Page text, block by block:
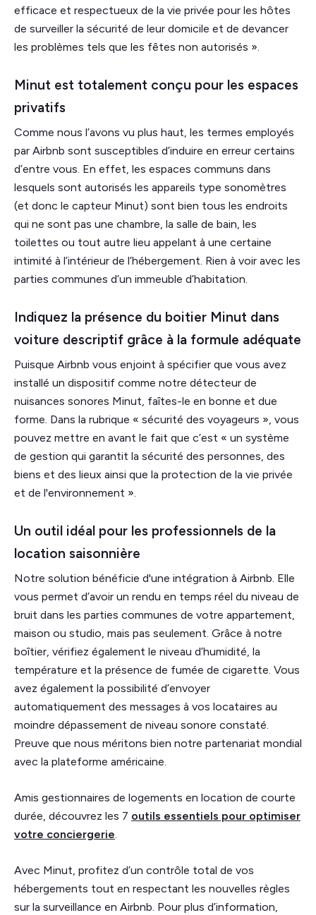
efficace et respectueux de la vie privée pour les hôtes
de surveiller la sécurité de leur domicile et de devancer
les problèmes tels que les fêtes non autorisés ».
Minut est totalement conçu pour les espaces
privatifs
Comme nous l’avons vu plus haut, les termes employés
par Airbnb sont susceptibles d’induire en erreur certains
d’entre vous. En effet, les espaces communs dans
lesquels sont autorisés les appareils type sonomètres
(et donc le capteur Minut) sont bien tous les endroits
qui ne sont pas une chambre, la salle de bain, les
toilettes ou tout autre lieu appelant à une certaine
intimité à l’intérieur de l’hébergement. Rien à voir avec les
parties communes d’un immeuble d’habitation.
Indiquez la présence du boitier Minut dans
voiture descriptif grâce à la formule adéquate
Puisque Airbnb vous enjoint à spécifier que vous avez
installé un dispositif comme notre détecteur de
nuisances sonores Minut, faîtes-le en bonne et due
forme. Dans la rubrique « sécurité des voyageurs », vous
pouvez mettre en avant le fait que c’est « un système
de gestion qui garantit la sécurité des personnes, des
biens et des lieux ainsi que la protection de la vie privée
et de l'environnement ».
Un outil idéal pour les professionnels de la
location saisonnière
Notre solution bénéficie d'une intégration à Airbnb. Elle
vous permet d’avoir un rendu en temps réel du niveau de
bruit dans les parties communes de votre appartement,
maison ou studio, mais pas seulement. Grâce à notre
boîtier, vérifiez également le niveau d’humidité, la
température et la présence de fumée de cigarette. Vous
avez également la possibilité d’envoyer
automatiquement des messages à vos locataires au
moindre dépassement de niveau sonore constaté.
Preuve que nous méritons bien notre partenariat mondial
avec la plateforme américaine.
Amis gestionnaires de logements en location de courte
durée, découvrez les 7 outils essentiels pour optimiser
votre conciergerie.
Avec Minut, profitez d’un contrôle total de vos
hébergements tout en respectant les nouvelles règles
sur la surveillance en Airbnb. Pour plus d’information,